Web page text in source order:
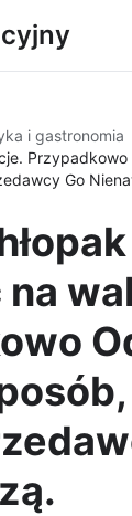
i gastronomia
Przypadkowo
Go